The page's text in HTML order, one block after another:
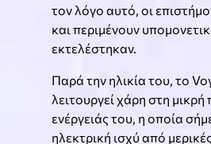
τον λόγο αυτό, οι
και περιμένουν
εκτελέστηκαν.
Παρά την ηλικία του, το
λειτουργεί χάρη στη μικρή
ενέργειάς του, η οποία
ηλεκτρική ισχύ από